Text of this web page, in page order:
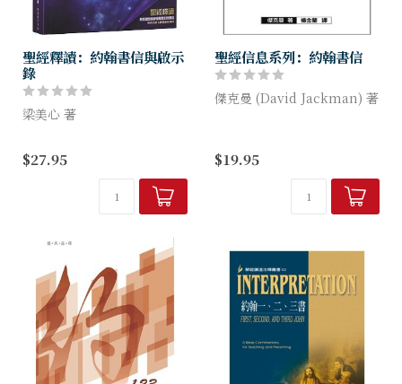
聖經釋讀：約翰書信與啟示
錄
梁美心 著
成，即先觀察經文，然後解釋
詞句、辨別意思，最後把信息
應用在生活中。以結構性呼應
新舊約，以主題性貫串全本
$27.95
聖經信息系列：約翰書信
傑克曼 (David Jackman) 著
$19.95